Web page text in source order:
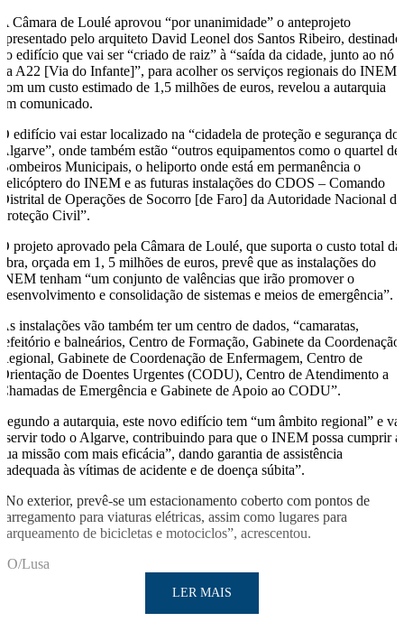
A Câmara de Loulé aprovou “por unanimidade” o anteprojeto
apresentado pelo arquiteto David Leonel dos Santos Ribeiro, destinado
ao edifício que vai ser “criado de raiz” à “saída da cidade, junto ao nó
da A22 [Via do Infante]”, para acolher os serviços regionais do INEM,
com um custo estimado de 1,5 milhões de euros, revelou a autarquia
em comunicado.
O edifício vai estar localizado na “cidadela de proteção e segurança do
Algarve”, onde também estão “outros equipamentos como o quartel de
Bombeiros Municipais, o heliporto onde está em permanência o
helicóptero do INEM e as futuras instalações do CDOS – Comando
Distrital de Operações de Socorro [de Faro] da Autoridade Nacional da
Proteção Civil”.
O projeto aprovado pela Câmara de Loulé, que suporta o custo total da
obra, orçada em 1, 5 milhões de euros, prevê que as instalações do
INEM tenham “um conjunto de valências que irão promover o
desenvolvimento e consolidação de sistemas e meios de emergência”.
As instalações vão também ter um centro de dados, “camaratas,
refeitório e balneários, Centro de Formação, Gabinete da Coordenação
Regional, Gabinete de Coordenação de Enfermagem, Centro de
Orientação de Doentes Urgentes (CODU), Centro de Atendimento a
Chamadas de Emergência e Gabinete de Apoio ao CODU”.
Segundo a autarquia, este novo edifício tem “um âmbito regional” e vai
“servir todo o Algarve, contribuindo para que o INEM possa cumprir a
sua missão com mais eficácia”, dando garantia de assistência
“adequada às vítimas de acidente e de doença súbita”.
“No exterior, prevê-se um estacionamento coberto com pontos de
carregamento para viaturas elétricas, assim como lugares para
parqueamento de bicicletas e motociclos”, acrescentou.
SO/Lusa
LER MAIS